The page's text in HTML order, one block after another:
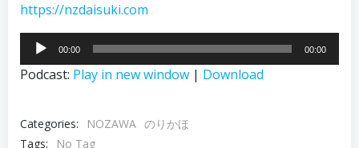
https://nzdaisuki.com
声
プ
ー
ヤ
00:00 00:00
Podcast: Play in new window | Download
Categories: NOZAWA のりかほ
Tags:
No Tag